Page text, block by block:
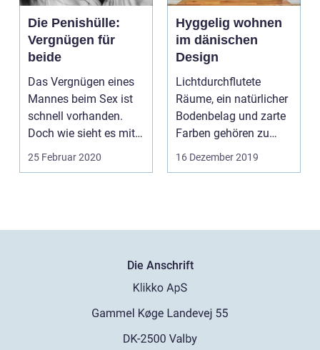
Die Penishülle:
Vergnügen für
beide
Das Vergnügen eines
Mannes beim Sex ist
schnell vorhanden.
Doch wie sieht es mit
den Frauen aus, wie...
25 Februar 2020
Hyggelig wohnen
im dänischen
Design
Lichtdurchflutete
Räume, ein natürlicher
Bodenbelag und zarte
Farben gehören zu
einem...
16 Dezember 2019
Die Anschrift